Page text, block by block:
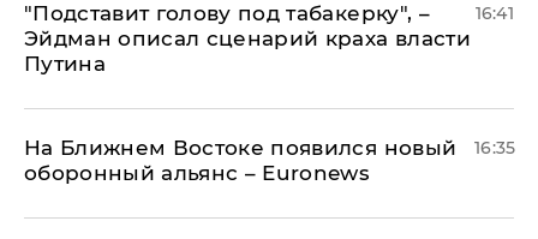
​"Подставит голову под табакерку", –
Эйдман описал сценарий краха власти
Путина
16:41
На Ближнем Востоке появился новый
оборонный альянс – Euronews
16:35